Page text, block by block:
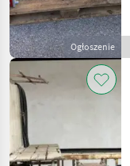
Ogłoszenie